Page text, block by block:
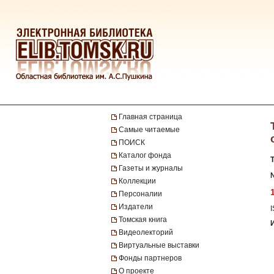
Главная страница
Самые читаемые
ПОИСК
Каталог фонда
Газеты и журналы
Коллекции
Персоналии
Издатели
Томская книга
Видеолекторий
Виртуальные выставки
Фонды партнеров
О проекте